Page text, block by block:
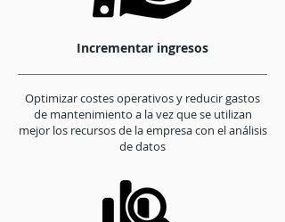
Incrementar ingresos
Optimizar costes operativos y reducir gastos
de mantenimiento a la vez que se utilizan
mejor los recursos de la empresa con el análisis
de datos